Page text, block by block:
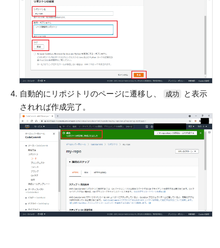
自動的にリポジトリのページに遷移し、 成功
と表示
されれば作成完了。